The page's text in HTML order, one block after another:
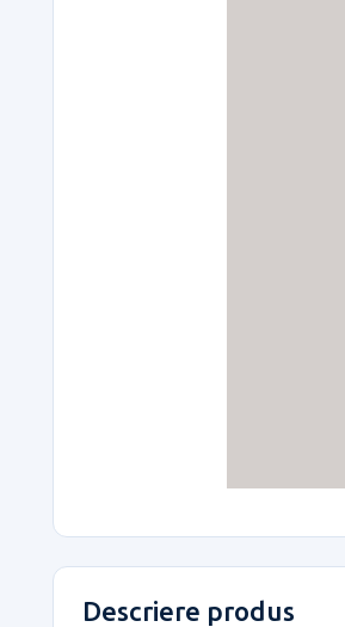
Descriere produs